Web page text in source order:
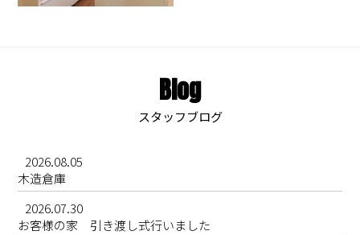
Blog
スタッフブログ
2026.08.05
木造倉庫
2026.07.30
お客様の家 引き渡し式行いました